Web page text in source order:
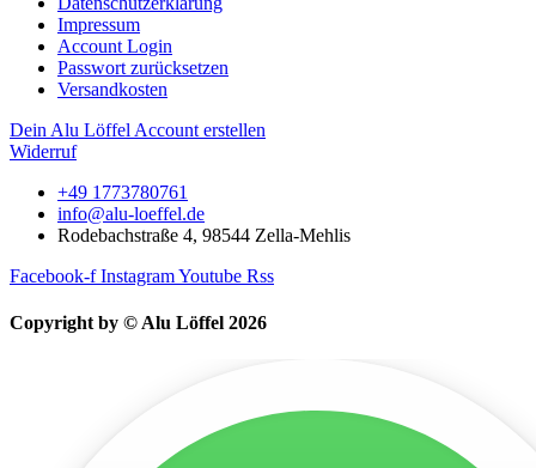
Impressum
Account Login
Passwort zurücksetzen
Versandkosten
Dein Alu Löffel Account erstellen
Widerruf
+49 1773780761
info@alu-loeffel.de
Rodebachstraße 4, 98544 Zella-Mehlis
Facebook-f InstagramYoutube Rss
Copyright by © Alu Löffel 2026